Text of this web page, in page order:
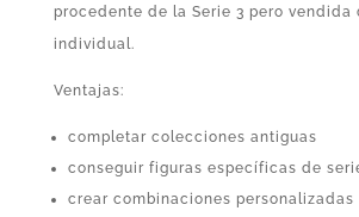
procedente de la Serie 3 pero vendida
individual.
Ventajas:
completar colecciones antiguas
conseguir figuras específicas de
crear combinaciones personalizadas